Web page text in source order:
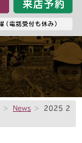
> News >
2025 2